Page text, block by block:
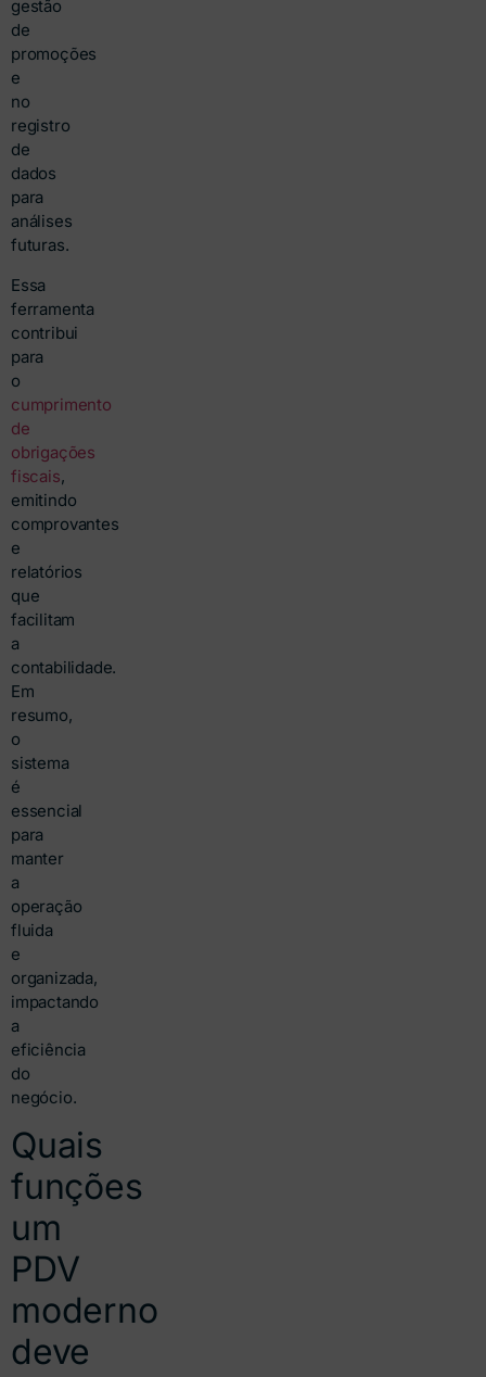
gestão
de
promoções
e
no
registro
de
dados
para
análises
futuras.
Essa
ferramenta
contribui
para
o
cumprimento
de
obrigações
fiscais,
emitindo
comprovantes
e
relatórios
que
facilitam
a
contabilidade.
Em
resumo,
o
sistema
é
essencial
para
manter
a
operação
fluida
e
organizada,
impactando
a
eficiência
do
negócio.
Quais
funções
um
PDV
moderno
deve